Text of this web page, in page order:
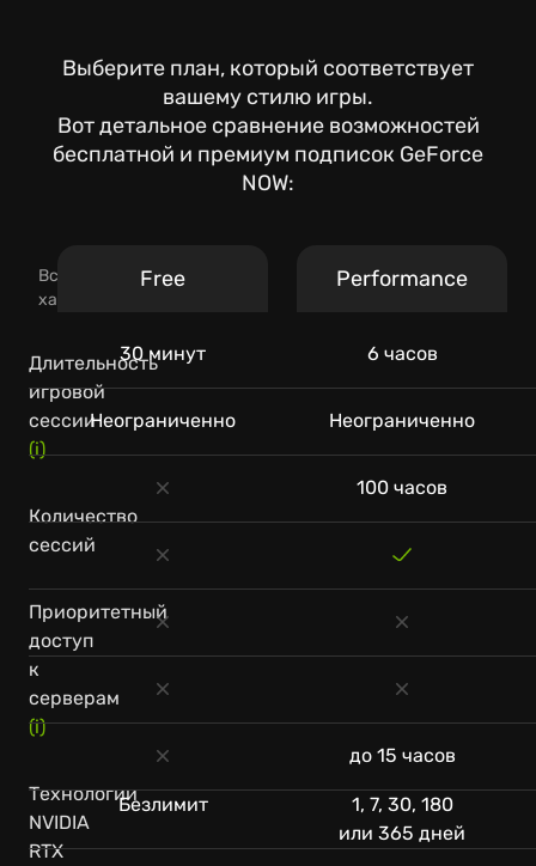
Выберите план, который соответствует
вашему стилю игры.
Вот детальное сравнение возможностей
бесплатной и премиум подписок GeForce
NOW:
Все
характеристики
Длительность
игровой
сессии
(i)
Количество
сессий
Приоритетный
доступ
к
серверам
(i)
Технологии
NVIDIA
RTX
Free
30 минут
Неограниченно
Безлимит
Performance
6 часов
Неограниченно
100 часов
до 15 часов
1, 7, 30, 180
или 365 дней